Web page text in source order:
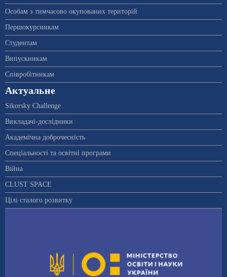
Особам з тимчасово окупованих територій
Першокурсникам
Студентам
Випускникам
Співробітникам
Актуальне
Sikorsky Challenge
Викладачі-дослідники
Академічна доброчесність
Спеціальності та освітні програми
Війна
CLUST SPACE
Цілі сталого розвитку